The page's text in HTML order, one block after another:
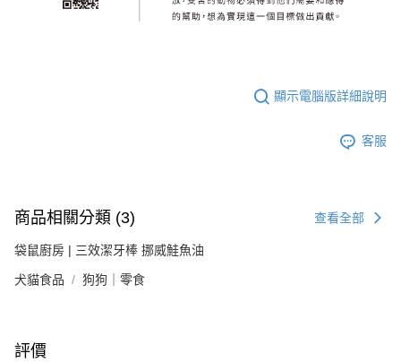
顯示電腦版詳細說明
客服
商品相關分類 (3) 查看全部
袋鼠廚房 | 三效潔牙棒 挪威鮭魚油
犬貓食品 狗狗｜零食
評價